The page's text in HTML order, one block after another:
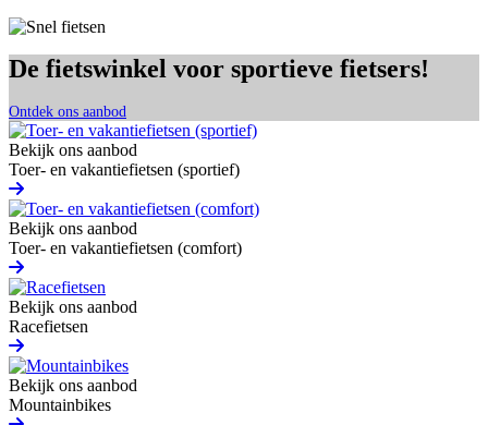
De fietswinkel voor sportieve fietsers!
Ontdek ons aanbod
Bekijk ons aanbod
Toer- en vakantiefietsen (sportief)
Bekijk ons aanbod
Toer- en vakantiefietsen (comfort)
Bekijk ons aanbod
Racefietsen
Bekijk ons aanbod
Mountainbikes